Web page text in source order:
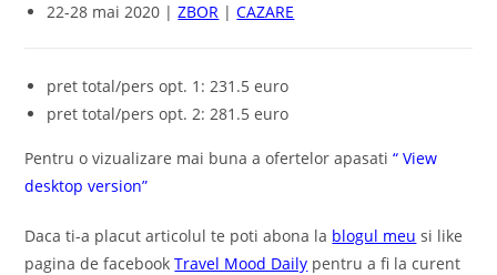
22-28 mai 2020 |ZBOR |CAZARE
pret total/pers opt. 1: 231.5 euro
pret total/pers opt. 2: 281.5 euro
Pentru o vizualizare mai buna a ofertelor apasati“ View
desktop version”
Daca ti-a placut articolul te poti abona la blogul meu si like
pagina de facebookTravel Mood Daily pentru a fi la curent